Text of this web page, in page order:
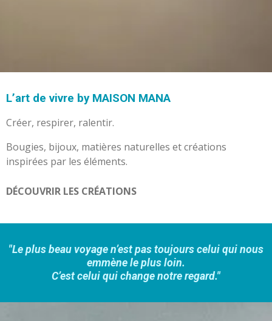
L’art de vivre by MAISON MANA
Créer, respirer, ralentir.
Bougies, bijoux, matières naturelles et créations
inspirées par les éléments.
DÉCOUVRIR LES CRÉATIONS
"Le plus beau voyage n’est pas toujours celui qui nous
emmène le plus loin.
C’est celui qui change notre regard."